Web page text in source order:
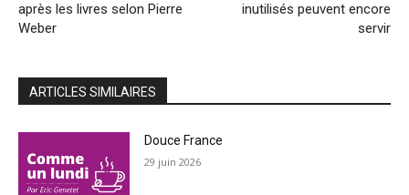
après les livres selon Pierre
Weber
inutilisés peuvent encore
servir
ARTICLES SIMILAIRES
Douce France
29 juin 2026